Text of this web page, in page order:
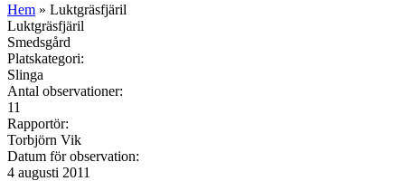
Hem » Luktgräsfjäril
Luktgräsfjäril
Smedsgård
Platskategori:
Slinga
Antal observationer:
11
Rapportör:
Torbjörn Vik
Datum för observation:
4 augusti 2011